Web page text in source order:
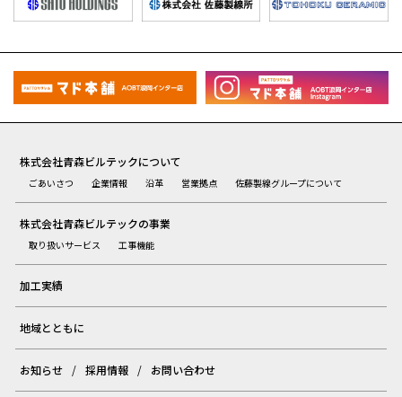
株式会社青森ビルテックについて
ごあいさつ 企業情報 沿革 営業拠点 佐藤製線グループについて
株式会社青森ビルテックの事業
取り扱いサービス 工事機能
加工実績
地域とともに
お知らせ 採用情報 お問い合わせ